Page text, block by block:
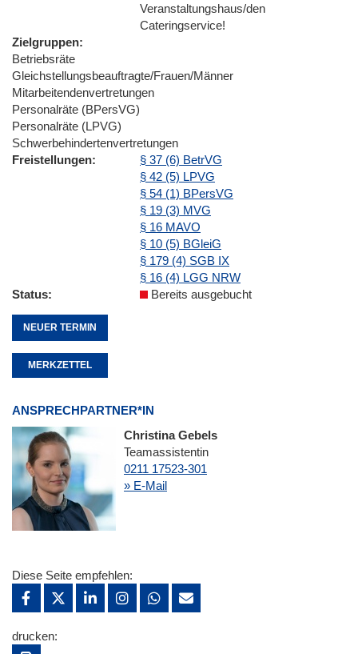
Veranstaltungshaus/den
Cateringservice!
Zielgruppen
Betriebsräte
Gleichstellungsbeauftragte/Frauen/Männer
Mitarbeitendenvertretungen
Personalräte (BPersVG)
Personalräte (LPVG)
Schwerbehindertenvertretungen
Freistellungen
§ 37 (6) BetrVG
§ 42 (5) LPVG
§ 54 (1) BPersVG
§ 19 (3) MVG
§ 16 MAVO
§ 10 (5) BGleiG
§ 179 (4) SGB IX
§ 16 (4) LGG NRW
Status
Bereits ausgebucht
NEUER TERMIN
MERKZETTEL
ANSPRECHPARTNER*IN
Christina Gebels
Teamassistentin
0211 17523-301
» E-Mail
Diese Seite empfehlen:
drucken: